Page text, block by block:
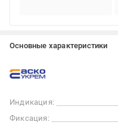
Основные характеристики
Индикация:
Фиксация: